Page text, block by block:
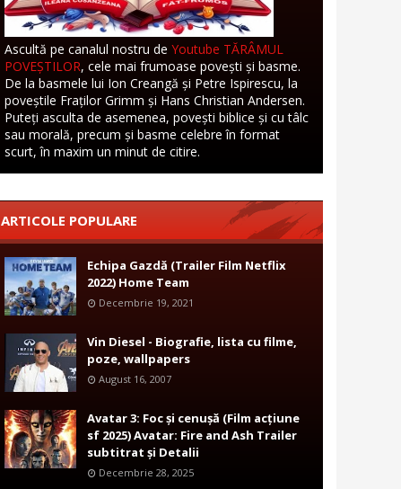
Ascultă pe canalul nostru de Youtube TĂRÂMUL
POVEȘTILOR, cele mai frumoase povești și basme.
De la basmele lui Ion Creangă și Petre Ispirescu, la
poveștile Fraților Grimm și Hans Christian Andersen.
Puteți asculta de asemenea, povești biblice și cu tâlc
sau morală, precum și basme celebre în format
scurt, în maxim un minut de citire.
ARTICOLE POPULARE
Echipa Gazdă (Trailer Film Netflix
2022) Home Team
Decembrie 19, 2021
Vin Diesel - Biografie, lista cu filme,
poze, wallpapers
August 16, 2007
Avatar 3: Foc și cenușă (Film acțiune
sf 2025) Avatar: Fire and Ash Trailer
subtitrat și Detalii
Decembrie 28, 2025